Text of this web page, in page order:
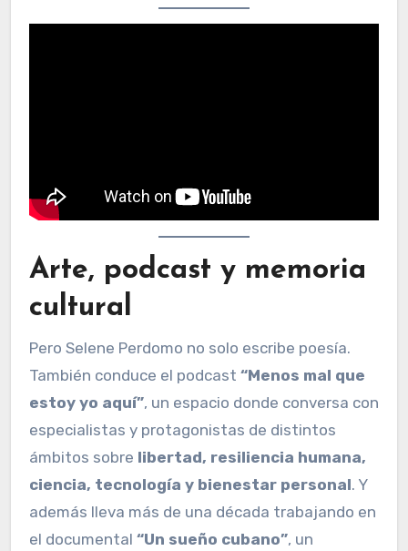
Arte, podcast y memoria
cultural
Pero Selene Perdomo no solo escribe poesía.
También conduce el podcast “Menos mal que
estoy yo aquí”, un espacio donde conversa con
especialistas y protagonistas de distintos
ámbitos sobre libertad, resiliencia humana,
ciencia, tecnología y bienestar personal. Y
además lleva más de una década trabajando en
el documental “Un sueño cubano”, un